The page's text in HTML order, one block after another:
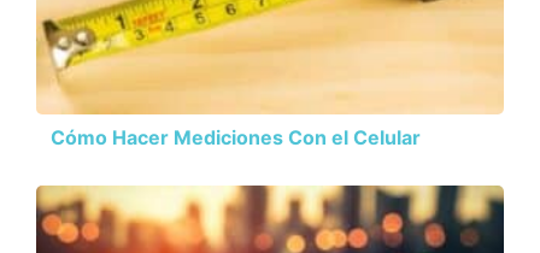
Cómo Hacer Mediciones Con el Celular